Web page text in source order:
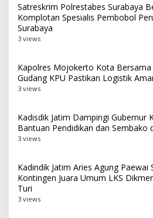
Satreskrim Polrestabes Surabaya
Komplotan Spesialis Pembobol
Surabaya
3 views
Kapolres Mojokerto Kota Bersama
Gudang KPU Pastikan Logistik
3 views
Kadisdik Jatim Dampingi Gubernur
Bantuan Pendidikan dan Sembako
3 views
Kadindik Jatim Aries Agung Paewai
Kontingen Juara Umum LKS
Turi
3 views